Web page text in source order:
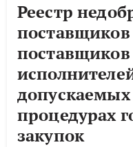
Реестр
процедурах
закупок